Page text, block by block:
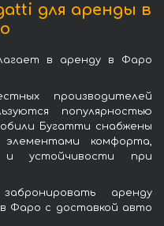
для аренды в
в аренду в Фаро
производителей
популярностью
Бугатти снабжены
элементами комфорта,
и устойчивости при
аренду
Фаро с доставкой авто